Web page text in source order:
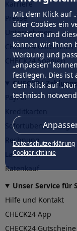
Mit dem Klick auf
über Cookies ein
servieren und
können wir Ihnen
Werbung und
„anpassen”
festlegen. Dies ist
dem Klick auf
technisch
Datenschutzerklärung
Cookierichtlinie
Karriere
Presse
Unternehmen
CHECK24 Österreich
CHECK24 Spanien
CHECK24
PayPal
Sofortüberweisung
Rechnung
Lastschrift
Ratenkauf
Unser Service für
Hilfe und Kontakt
CHECK24 App
CHECK24 Gutscheine